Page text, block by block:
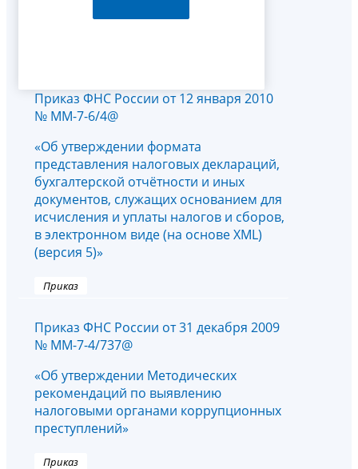
Приказ ФНС России от 12 января 2010
№ ММ-7-6/4@
«Об утверждении формата
представления налоговых деклараций,
бухгалтерской отчётности и иных
документов, служащих основанием для
исчисления и уплаты налогов и сборов,
в электронном виде (на основе XML)
(версия 5)»
Приказ
Приказ ФНС России от 31 декабря 2009
№ ММ-7-4/737@
«Об утверждении Методических
рекомендаций по выявлению
налоговыми органами коррупционных
преступлений»
Приказ